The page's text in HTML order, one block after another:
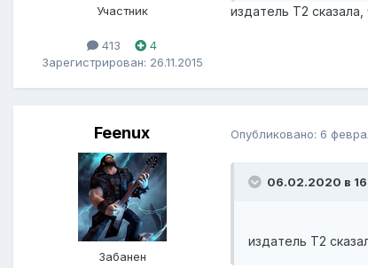
Участник
413
4
Зарегистрирован: 26.11.2015
издатель Т2
Feenux
Забанен
Опубликовано: 6
06.02.2020 в
издатель Т2